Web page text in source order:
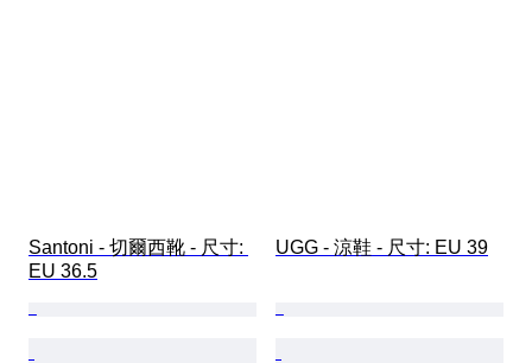
Santoni - 切爾西靴 - 尺寸:
EU 36.5
UGG - 涼鞋 - 尺寸: EU 39